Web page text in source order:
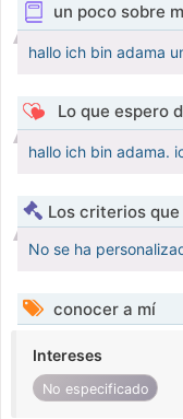
un poco sobre
hallo ich bin adama
Lo que espero
hallo ich bin adama.
Los criterios
No se ha
conocer a mí
Intereses
No especificado